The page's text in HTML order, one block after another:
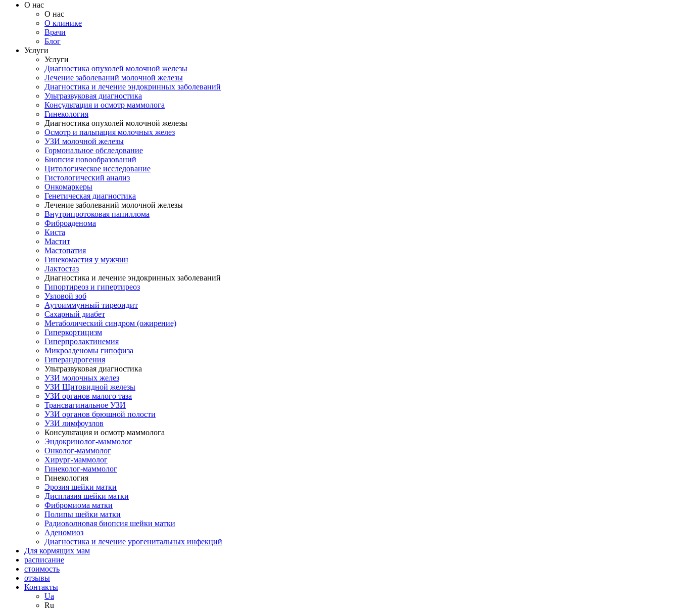
О нас
О нас
О клинике
Врачи
Блог
Услуги
Услуги
Диагностика опухолей молочной железы
Лечение заболеваний молочной железы
Диагностика и лечение эндокринных заболеваний
Ультразвуковая диагностика
Консультация и осмотр маммолога
Гинекология
Диагностика опухолей молочной железы
Осмотр и пальпация молочных желез
УЗИ молочной железы
Гормональное обследование
Биопсия новообразований
Цитологическое исследование
Гистологический анализ
Онкомаркеры
Генетическая диагностика
Лечение заболеваний молочной железы
Внутрипротоковая папиллома
Фиброаденома
Киста
Мастит
Мастопатия
Гинекомастия у мужчин
Лактостаз
Диагностика и лечение эндокринных заболеваний
Гипортиреоз и гипертиреоз
Узловой зоб
Аутоиммунный тиреоидит
Сахарный диабет
Метаболический синдром (ожирение)
Гиперкортицизм
Гиперпролактинемия
Микроаденомы гипофиза
Гиперандрогения
Ультразвуковая диагностика
УЗИ молочных желез
УЗИ Щитовидной железы
УЗИ органов малого таза
Трансвагинальное УЗИ
УЗИ органов брюшной полости
УЗИ лимфоузлов
Консультация и осмотр маммолога
Эндокринолог-маммолог
Онколог-маммолог
Хирург-маммолог
Гинеколог-маммолог
Гинекология
Эрозия шейки матки
Дисплазия шейки матки
Фибромиома матки
Полипы шейки матки
Радиоволновая биопсия шейки матки
Аденомиоз
Диагностика и лечение урогенитальных инфекций
Для кормящих мам
расписание
стоимость
отзывы
Контакты
Ua
Ru